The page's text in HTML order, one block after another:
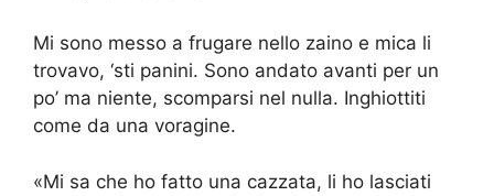
Mi sono messo a frugare nello zaino e mica li
trovavo, ‘sti panini. Sono andato avanti per un
po’ ma niente, scomparsi nel nulla. Inghiottiti
come da una voragine.
«Mi sa che ho fatto una cazzata, li ho lasciati